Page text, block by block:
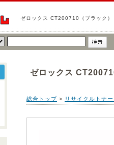
ゼロックス CT200710（ブラック）
ゼロックス
総合トップ > リサイクルトナ